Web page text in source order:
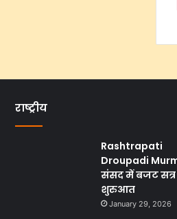
राष्ट्रीय
Rashtrapati
Droupadi
संसद में बजट
शुरुआत
January 29, 2026